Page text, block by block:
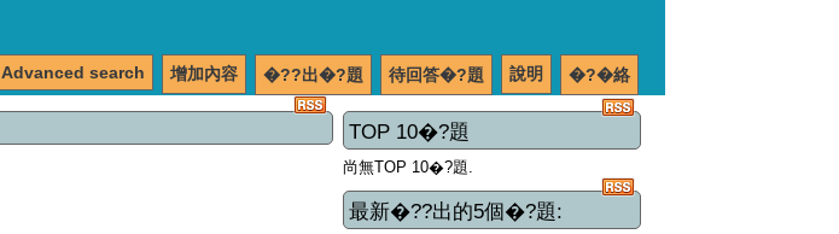
�?�絡
說明
待回答�?題
�??出�?題
增加內容
Advanced search
TOP 10�?題
尚無TOP 10�?題.
最新�??出的5個�?題: